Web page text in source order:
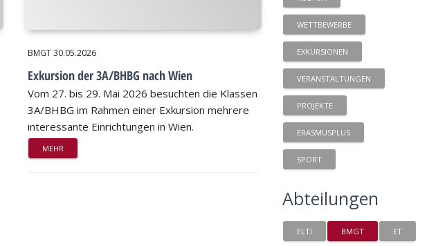
BMGT30.05.2026
Exkursion der 3A/BHBG nach Wien
Vom 27. bis 29. Mai 2026 besuchten die Klassen
3A/BHBG im Rahmen einer Exkursion mehrere
interessante Einrichtungen in Wien.
MEHR
WETTBEWERBE
EXKURSIONEN
VERANSTALTUNGEN
PROJEKTE
ERASMUSPLUS
SPORT
Abteilungen
ELTI BMGT ET